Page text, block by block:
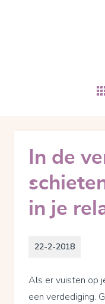
In de
in je
22-2-2018
Als er vuisten op
een verdediging.